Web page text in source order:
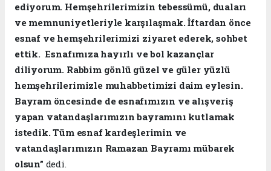
ediyorum. Hemşehrilerimizin tebessümü, duaları
ve memnuniyetleriyle karşılaşmak. İftardan önce
esnaf ve hemşehrilerimizi ziyaret ederek, sohbet
ettik. Esnafımıza hayırlı ve bol kazançlar
diliyorum. Rabbim gönlü güzel ve güler yüzlü
hemşehrilerimizle muhabbetimizi daim eylesin.
Bayram öncesinde de esnafımızın ve alışveriş
yapan vatandaşlarımızın bayramını kutlamak
istedik. Tüm esnaf kardeşlerimin ve
vatandaşlarımızın Ramazan Bayramı mübarek
olsun” dedi.